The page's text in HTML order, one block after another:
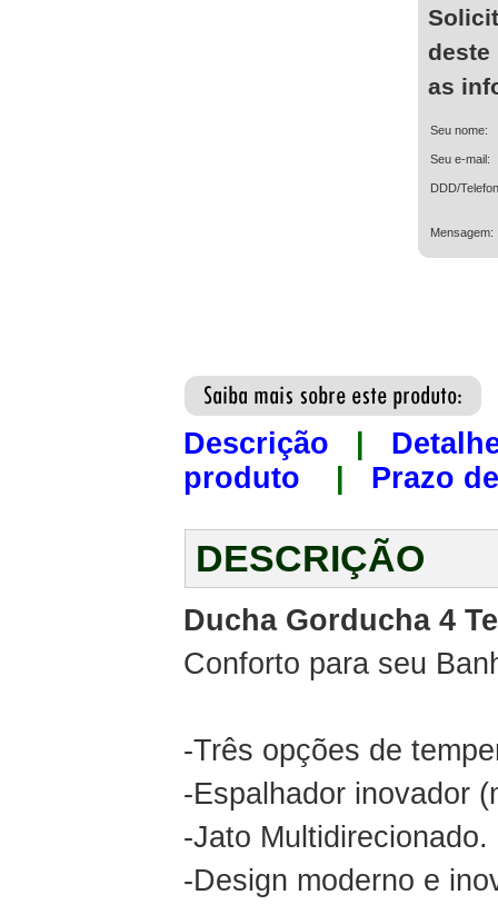
deste
as
Seu nome:
Seu e-mail:
DDD/
Mensagem:
Descrição
produto
Prazo
DESCRIÇÃO
Ducha Gorducha 4
Conforto para seu
-Três opções de
-Espalhador inovador
-Jato Multidirecionado.
-Design moderno e